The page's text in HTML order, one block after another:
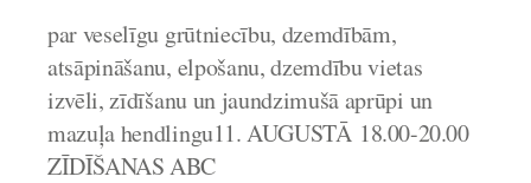
par veselīgu grūtniecību, dzemdībām,
atsāpināšanu, elpošanu, dzemdību vietas
izvēli, zīdīšanu un jaundzimušā aprūpi un
mazuļa hendlingu11. AUGUSTĀ 18.00-20.00
ZĪDĪŠANAS ABC